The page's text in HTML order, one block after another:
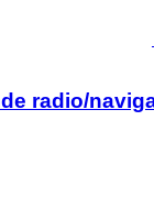
radio/